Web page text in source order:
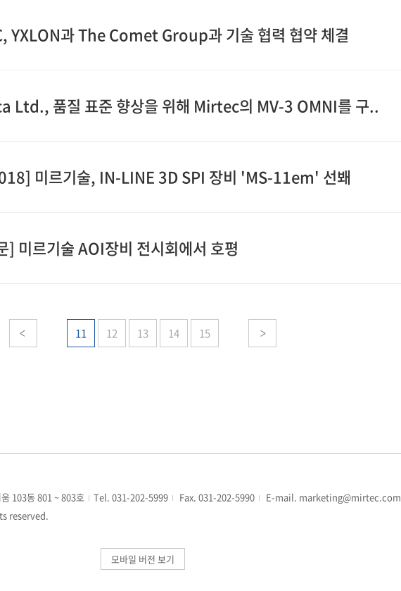
YXLON과 The Comet Group과 기술 협력 협약 체결
Ltd., 품질 표준 향상을 위해 Mirtec의 MV-3 ​​OMNI를 구..
미르기술, IN-LINE 3D SPI 장비 'MS-11em' 선봬
] 미르기술 AOI장비 전시회에서 호평
11 12 13 14 15
103동 801 ~ 803호 Tel. 031-202-5999 Fax. 031-202-5990
E-mail. marketing@mirtec.com
reserved.
모바일 버전 보기